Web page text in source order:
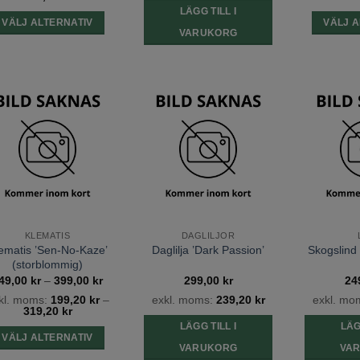
VÄLJ ALTERNATIV
har
flera
varianter.
De
olika
alternativen
väljas
på
produktsidan
LÄGG TILL I
VARUKORG
VÄLJ
önskelista
KLEMATIS
’Sen-No-Kaze’
(storblommig)
kr – 399,00 krPrisintervall:
till
399,00 kr
moms: 199,20 kr–
319,20 kr
VÄLJ ALTERNATIV
önskelista
DAGLILJOR
Daglilja ’Dark Passion’
299,00 kr
exkl. moms: 239,20 kr
LÄGG TILL I
VARUKORG
exkl.